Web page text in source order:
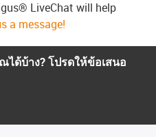
LiveChat will help
a message!
ได้บ้าง? โปรดให้ข้อเสนอ